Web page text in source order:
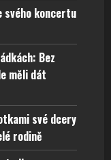
svého koncertu
Bez
měli dát
své dcery
rodině